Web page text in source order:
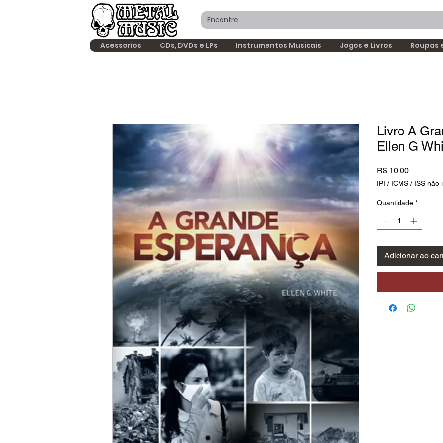
Acessorios CDs, DVDs e LPs Instrumentos Musicais Jogos e Livros Roupas
Livro A
Ellen G
R$ 10,00Preço
IPI / ICMS / ISS não
Quantidade *
Adicionar ao